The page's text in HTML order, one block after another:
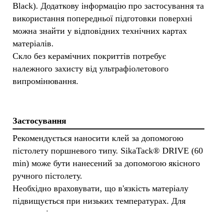
Black). Додаткову інформацію про застосування та
використання попередньої підготовки поверхні
можна знайти у відповідних технічних картах
матеріалів.
Скло без керамічних покриттів потребує
належного захисту від ультрафіолетового
випромінювання.
Застосування
Рекомендується наносити клей за допомогою
пістолету поршневого типу. SikaTack® DRIVE (60
min) може бути нанесений за допомогою якісного
ручного пістолету.
Необхідно враховувати, що в'язкість матеріалу
підвищується при низьких температурах. Для